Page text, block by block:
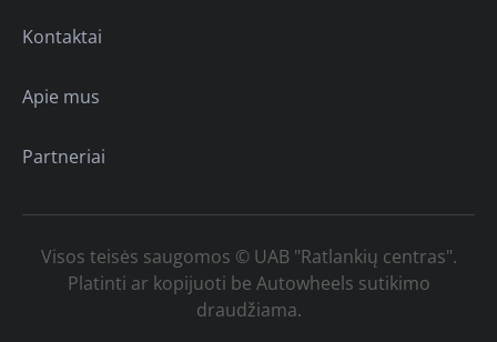
Kontaktai
Apie mus
Partneriai
Visos teisės saugomos © UAB "Ratlankių centras".
Platinti ar kopijuoti be Autowheels sutikimo
draudžiama.